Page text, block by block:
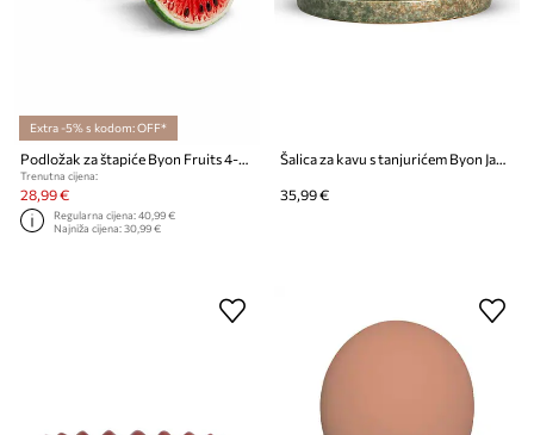
Extra -5% s kodom: OFF*
Trenutna cijena:
28,99 €
Regularna cijena:40,99 €
Najniža cijena:30,99 €
35,99 €